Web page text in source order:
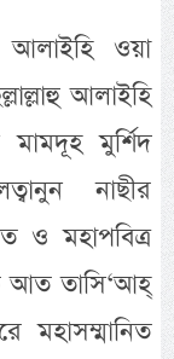
আলাইহি ওয়া
আলাইহি
মামদূহ মুর্শিদ
নাছীর
ও মহাপবিত্র
আত তাসি‘আহ্